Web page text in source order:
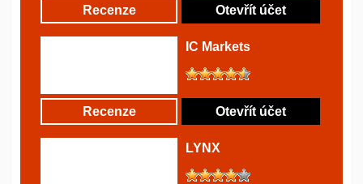
Recenze Otevřít účet
IC Markets
Recenze Otevřít účet
LYNX